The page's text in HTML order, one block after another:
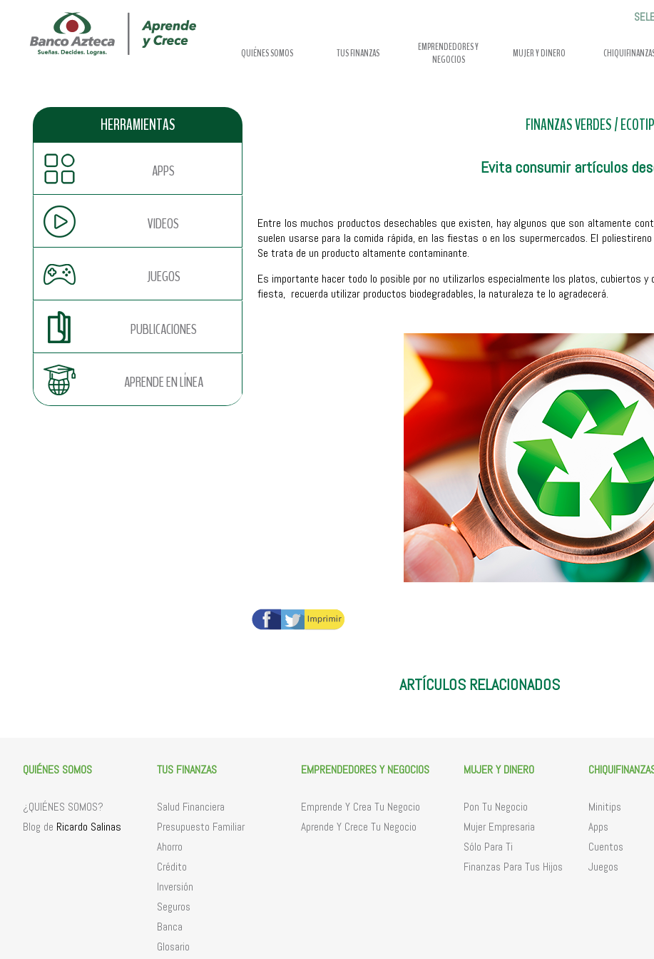
QUIÉNES SOMOS TUS FINANZAS
EMPRENDEDORES Y
NEGOCIOS
MUJER Y DINERO
HERRAMIENTAS
APPS
VIDEOS
JUEGOS
PUBLICACIONES
APRENDE EN LÍNEA
FINANZAS VERDES/
Evita consumir artículos
Entre los muchos productos desechables que existen, hay algunos que son altamente
suelen usarse para la comida rápida, en las fiestas o en los supermercados. El
Se trata de un producto altamente contaminante.
Es importante hacer todo lo posible por no utilizarlos especialmente los platos, cubiertos
fiesta, recuerda utilizar productos biodegradables, la naturaleza te lo agradecerá.
ARTÍCULOS RELACIONADOS
QUIÉNES SOMOS
¿QUIÉNES SOMOS?
Blog de Ricardo Salinas
TUS FINANZAS
Salud Financiera
Presupuesto Familiar
Ahorro
Crédito
Inversión
Seguros
Banca
Glosario
EMPRENDEDORES Y NEGOCIOS
Emprende Y Crea Tu Negocio
Aprende Y Crece Tu Negocio
MUJER Y DINERO
Pon Tu Negocio
Mujer Empresaria
Sólo Para Ti
Finanzas Para Tus Hijos
Minitips
Apps
Cuentos
Juegos